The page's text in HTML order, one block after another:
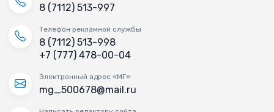
8 (7112) 513-997
Телефон рекламной службы
8 (7112) 513-998
+7 (777) 478-00-04
Электронный адрес «МГ»
mg_500678@mail.ru